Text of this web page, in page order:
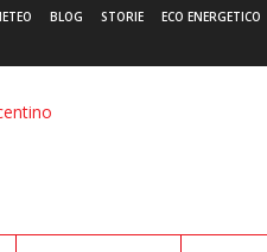
BLOG STORIE ECO ENERGETICO